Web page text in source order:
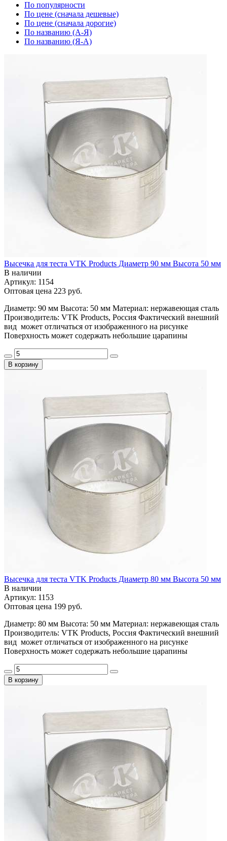
По популярности
По цене (сначала дешевые)
По цене (сначала дорогие)
По названию (А-Я)
По названию (Я-А)
Высечка для теста VTK Products Диаметр 90 мм Высота 50 мм
В наличии
Артикул: 1154
Оптовая цена 223 руб.
Диаметр: 90 мм Высота: 50 мм Материал: нержавеющая сталь
Производитель: VTK Products, Россия Фактический внешний
вид может отличаться от изображенного на рисунке
Поверхность может содержать небольшие царапины
В корзину
Высечка для теста VTK Products Диаметр 80 мм Высота 50 мм
В наличии
Артикул: 1153
Оптовая цена 199 руб.
Диаметр: 80 мм Высота: 50 мм Материал: нержавеющая сталь
Производитель: VTK Products, Россия Фактический внешний
вид может отличаться от изображенного на рисунке
Поверхность может содержать небольшие царапины
В корзину